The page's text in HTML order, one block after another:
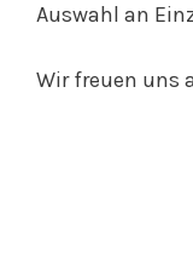
Auswahl an
Wir freuen uns